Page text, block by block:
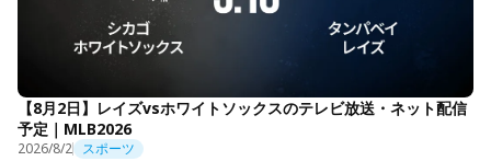
【8月2日】レイズvsホワイトソックスのテレビ放送・ネット配信
予定｜MLB2026
2026/8/2 スポーツ